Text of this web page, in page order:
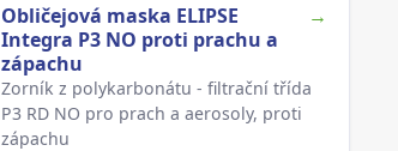
Obličejová maska ELIPSE
Integra P3 NO proti prachu a
zápachu
→
Zorník z polykarbonátu - filtrační třída
P3 RD NO pro prach a aerosoly, proti
zápachu